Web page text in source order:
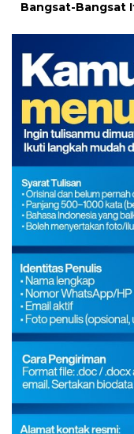
Bangsat-Bangsat